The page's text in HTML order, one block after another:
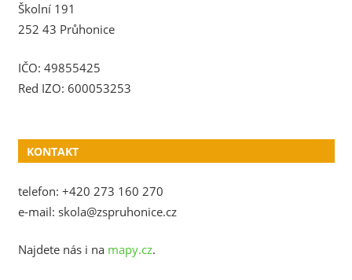
Školní 191
252 43 Průhonice
IČO: 49855425
Red IZO: 600053253
KONTAKT
telefon: +420 273 160 270
e-mail: skola@zspruhonice.cz
Najdete nás i na mapy.cz.